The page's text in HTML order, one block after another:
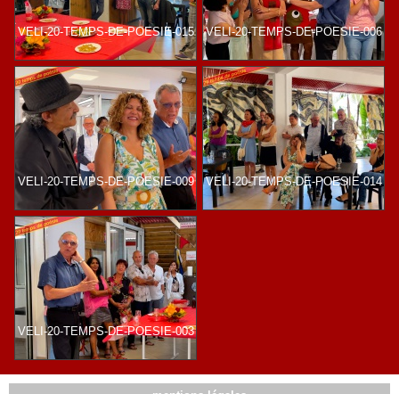
VELI-20-TEMPS-DE-POESIE-015 VELI-20-TEMPS-DE-POESIE-006
VELI-20-TEMPS-DE-POESIE-009 VELI-20-TEMPS-DE-POESIE-014
VELI-20-TEMPS-DE-POESIE-003